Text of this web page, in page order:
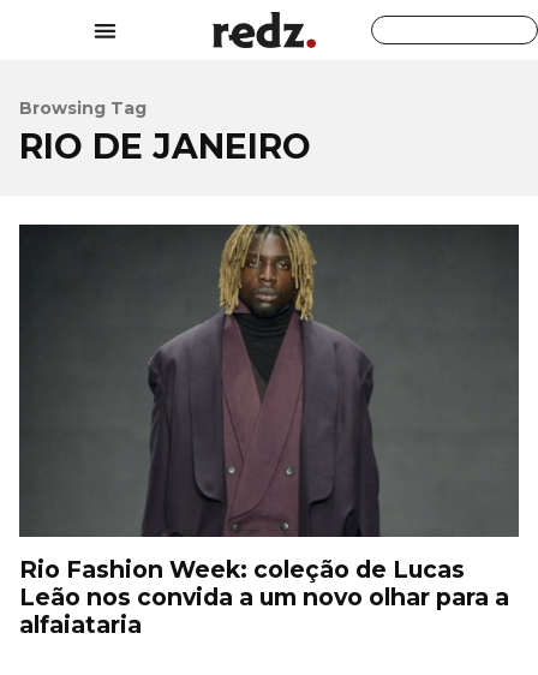
Browsing Tag
RIO DE JANEIRO
Rio Fashion Week: coleção de Lucas
Leão nos convida a um novo olhar para a
alfaiataria